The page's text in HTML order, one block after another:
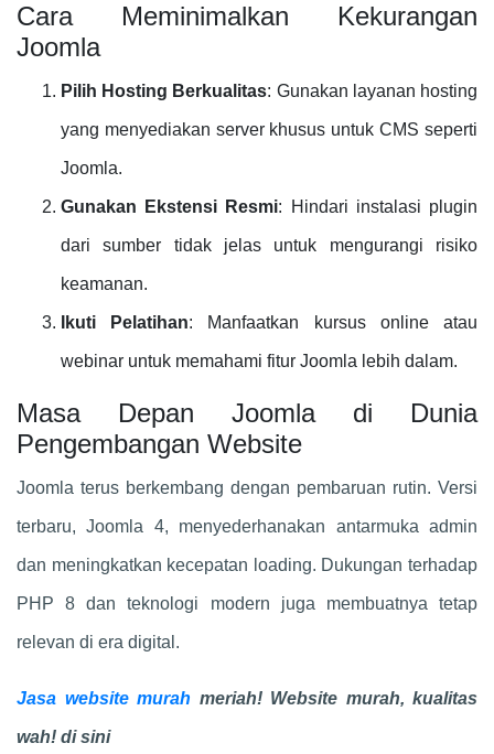
Cara Meminimalkan Kekurangan
Joomla
Pilih Hosting Berkualitas: Gunakan layanan hosting
yang menyediakan server khusus untuk CMS seperti
Joomla.
Gunakan Ekstensi Resmi: Hindari instalasi plugin
dari sumber tidak jelas untuk mengurangi risiko
keamanan.
Ikuti Pelatihan: Manfaatkan kursus online atau
webinar untuk memahami fitur Joomla lebih dalam.
Masa Depan Joomla di Dunia
Pengembangan Website
Joomla terus berkembang dengan pembaruan rutin. Versi
terbaru, Joomla 4, menyederhanakan antarmuka admin
dan meningkatkan kecepatan loading. Dukungan terhadap
PHP 8 dan teknologi modern juga membuatnya tetap
relevan di era digital.
Jasa website murah meriah! Website murah, kualitas
wah! di sini